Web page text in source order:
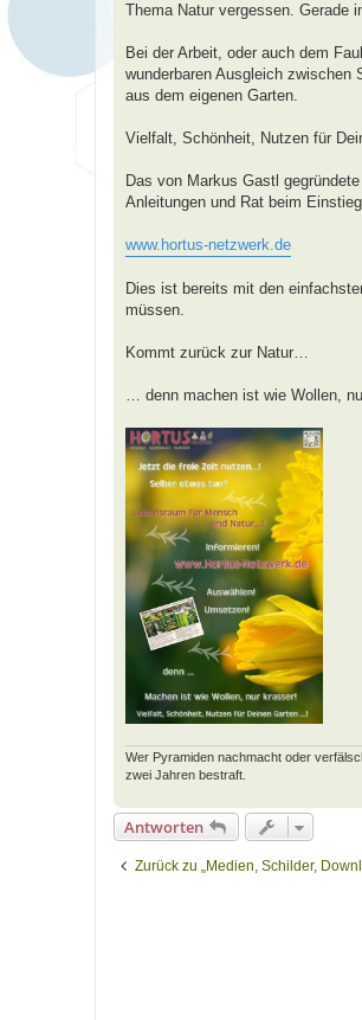
Thema Natur vergessen. Gerade
Bei der Arbeit, oder auch dem
wunderbaren Ausgleich zwischen
aus dem eigenen Garten.
Vielfalt, Schönheit, Nutzen für
Das von Markus Gastl
Anleitungen und Rat beim
www.hortus-netzwerk.de
Dies ist bereits mit den
müssen.
Kommt zurück zur Natur…
… denn machen ist wie Wollen,
Wer Pyramiden nachmacht oder
zwei Jahren bestraft.
Antworten
Zurück zu „Medien, Schilder,